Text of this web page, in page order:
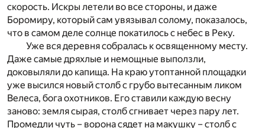
скорость. Искры летели во все стороны, и даже
Боромиру, который сам увязывал солому, показалось,
что в самом деле солнце покатилось с небес в Реку.
Уже вся деревня собралась к освященному месту.
Даже самые дряхлые и немощные выползли,
доковыляли до капища. На краю утоптанной площадки
уже высился новый столб с грубо вытесанным ликом
Велеса, бога охотников. Его ставили каждую весну
заново: земля сырая, столб сгнивает через пару лет.
Промедли чуть – ворона сядет на макушку – столб с